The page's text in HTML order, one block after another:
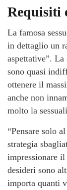
Requisiti
La famosa
in dettaglio un
aspettative”. La
sono quasi
ottenere il
anche non
molto la
“Pensare solo
strategia
impressionare
desideri sono
importa quanti